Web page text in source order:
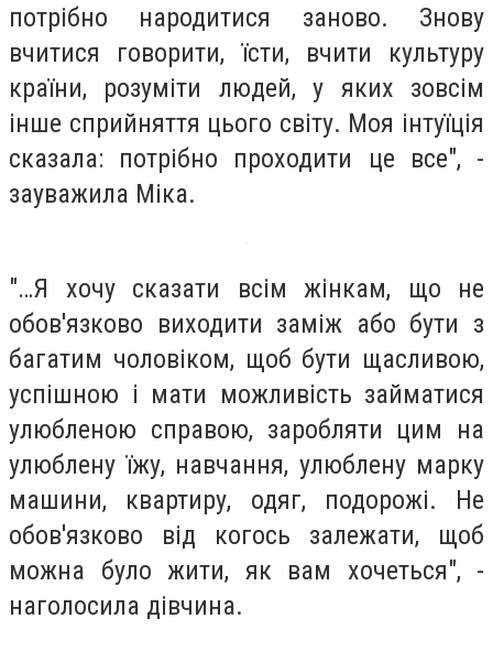
потрібно народитися заново. Знову
вчитися говорити, їсти, вчити культуру
країни, розуміти людей, у ​​яких зовсім
інше сприйняття цього світу. Моя інтуїція
сказала: потрібно проходити це все", -
зауважила Міка.
"…Я хочу сказати всім жінкам, що не
обов'язково виходити заміж або бути з
багатим чоловіком, щоб бути щасливою,
успішною і мати можливість займатися
улюбленою справою, заробляти цим на
улюблену їжу, навчання, улюблену марку
машини, квартиру, одяг, подорожі. Не
обов'язково від когось залежати, щоб
можна було жити, як вам хочеться", -
наголосила дівчина.